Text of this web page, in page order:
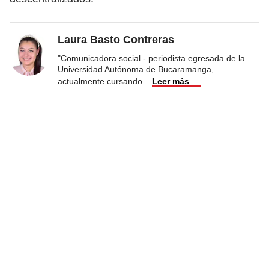
Laura Basto Contreras
"Comunicadora social - periodista egresada de la
Universidad Autónoma de Bucaramanga,
actualmente cursando
Leer más